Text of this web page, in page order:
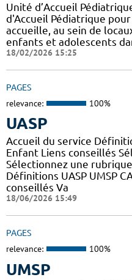
Unité d’Accueil
d'Accueil Pédiatrique
accueille, au sein de
enfants et adolescents
18/02/2026 15:25
PAGES
relevance: 100%
UASP
Accueil du service
Enfant Liens conseillés
Sélectionnez une
Définitions UASP UMSP
conseillés Va
18/06/2026 15:49
PAGES
relevance: 100%
UMSP